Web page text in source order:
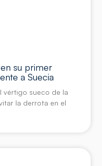
su primer
a Suecia
vértigo sueco de la
la derrota en el